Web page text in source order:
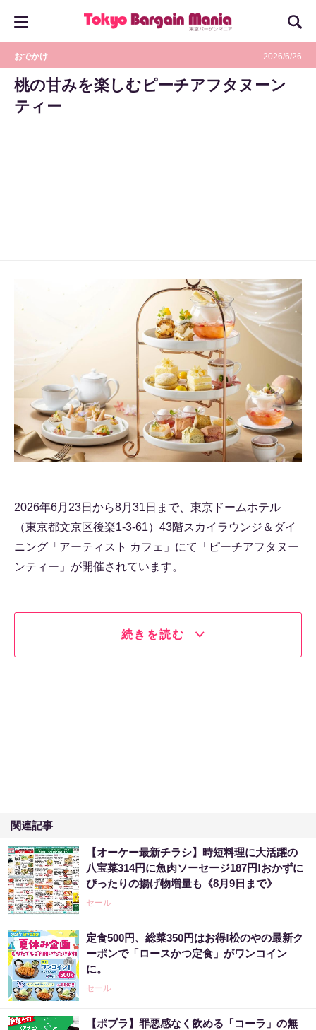
おでかけ 2026/6/26
桃の甘みを楽しむピーチアフタヌーン
ティー
2026年6月23日から8月31日まで、東京ドームホテル
（東京都文京区後楽1-3-61）43階スカイラウンジ＆ダイ
ニング「アーティスト カフェ」にて「ピーチアフタヌー
ンティー」が開催されています。
続きを読む
関連記事
【オーケー最新チラシ】時短料理に大活躍の
八宝菜314円に魚肉ソーセージ187円!おかずに
ぴったりの揚げ物増量も《8月9日まで》
セール
定食500円、総菜350円はお得!松のやの最新ク
ーポンで「ロースかつ定食」がワンコイン
に。
セール
【ポプラ】罪悪感なく飲める「コーラ」の無